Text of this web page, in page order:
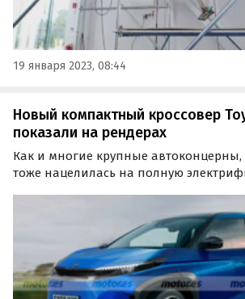
19 января 2023, 08:44
Новый компактный кроссовер
показали на рендерах
Как и многие крупные автоконцерны,
тоже нацелилась на полную
маленький городской кроссовер bZ1.